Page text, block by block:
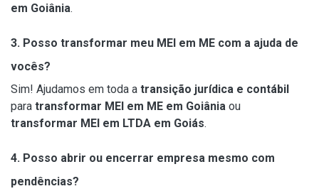
em Goiânia.
3. Posso transformar meu MEI em ME com a ajuda de
vocês?
Sim! Ajudamos em toda a transição jurídica e contábil
para transformar MEI em ME em Goiânia ou
transformar MEI em LTDA em Goiás.
4. Posso abrir ou encerrar empresa mesmo com
pendências?